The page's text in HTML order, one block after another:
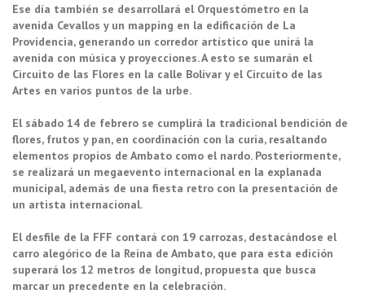
Ese día también se desarrollará el Orquestómetro en la
avenida Cevallos y un mapping en la edificación de La
Providencia, generando un corredor artístico que unirá la
avenida con música y proyecciones. A esto se sumarán el
Circuito de las Flores en la calle Bolívar y el Circuito de las
Artes en varios puntos de la urbe.
El sábado 14 de febrero se cumplirá la tradicional bendición de
flores, frutos y pan, en coordinación con la curia, resaltando
elementos propios de Ambato como el nardo. Posteriormente,
se realizará un megaevento internacional en la explanada
municipal, además de una fiesta retro con la presentación de
un artista internacional.
El desfile de la FFF contará con 19 carrozas, destacándose el
carro alegórico de la Reina de Ambato, que para esta edición
superará los 12 metros de longitud, propuesta que busca
marcar un precedente en la celebración.